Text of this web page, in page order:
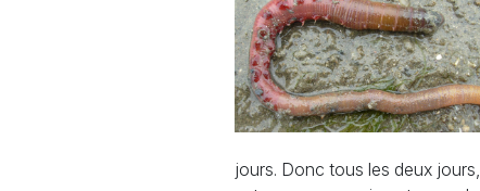
jours. Donc tous les deux